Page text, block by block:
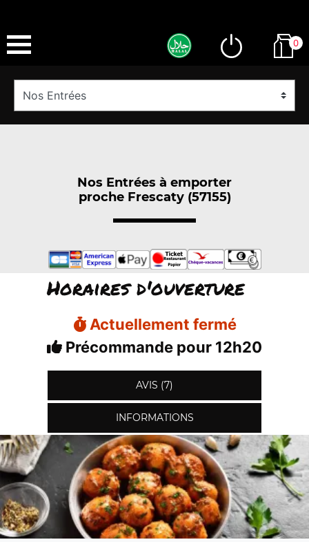
0
Nos Entrées à emporter
proche Frescaty (57155)
Horaires d'ouverture
Actuellement fermé
Précommande pour 12h20
AVIS (7)
INFORMATIONS